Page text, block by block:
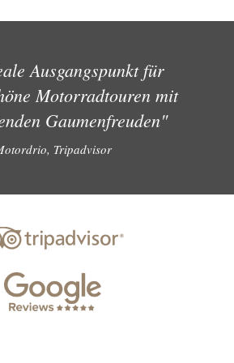
Ausgangspunkt für
Motorradtouren mit
Gaumenfreuden"
Tripadvisor